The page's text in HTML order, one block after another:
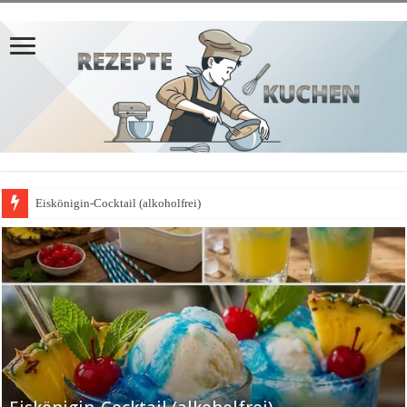
Eiskönigin-Cocktail (alkoholfrei)
𝗣𝗳𝗹𝗮𝘂𝗺𝗲𝗻𝗸𝘂𝗰𝗵𝗲𝗻-𝗔𝗽𝗳𝗲𝗹𝗯𝗹𝗲𝗰𝗵𝗸𝘂𝗰𝗵𝗲𝗻-